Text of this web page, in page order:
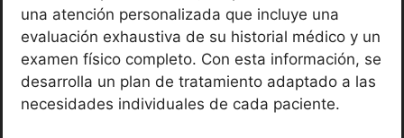
una atención personalizada que incluye una
evaluación exhaustiva de su historial médico y un
examen físico completo. Con esta información, se
desarrolla un plan de tratamiento adaptado a las
necesidades individuales de cada paciente.